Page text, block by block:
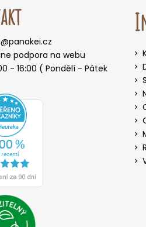
@panakei.cz
podpora na webu
- 16:00 ( Pondělí - Pátek )